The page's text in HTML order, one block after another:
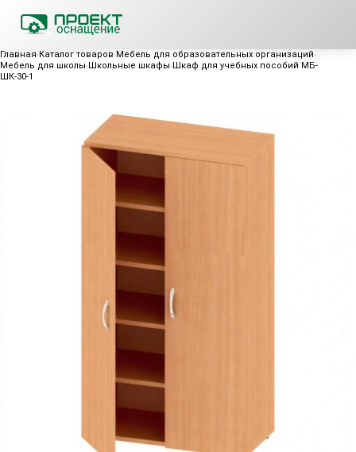
Главная Каталог товаров Мебель для образовательных организаций
Мебель для школы Школьные шкафы Шкаф для учебных пособий МБ-
ШК-30-1